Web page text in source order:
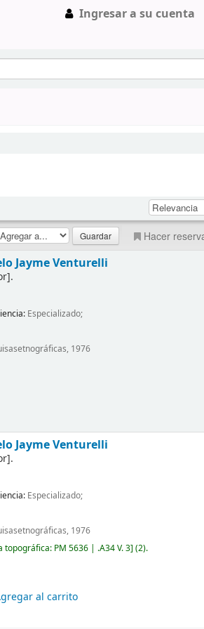
Ingresar a su cuenta
Hacer
Jayme Venturelli
.
Especializado;
1976
Jayme Venturelli
.
Especializado;
1976
topográfica: PM 5636 | .A34 V. 3 (2).
al carrito